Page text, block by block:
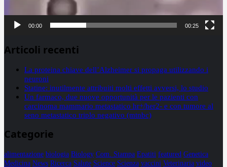
00:00 00:25
Articoli recenti
La proteina chiave dell’Alzheimer si propaga utilizzando i
neuroni
Statine: inutilmente attribuiti molti effetti avversi, lo studio
Un farmaco, due nuove opportunità per le pazienti con
carcinoma mammario metastatico hr+/her2- e con tumore al
seno metastatico triplo negativo (mtnbc)
Categorie
alimentazione biologia Biology Com. Stampa Epatiti featured Genetica
Medicina News Ricerca Salute Science Scienza vaccini Veterinaria video